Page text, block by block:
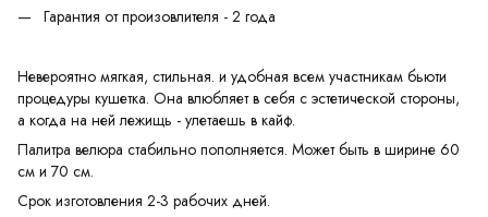
Гарантия от произовлителя - 2 года
Невероятно мягкая, стильная. и удобная всем участникам бьюти
процедуры кушетка. Она влюбляет в себя с эстетической стороны,
а когда на ней лежищь - улетаешь в кайф.
Палитра велюра стабильно пополняется. Может быть в ширине 60
см и 70 см.
Срок изготовления 2-3 рабочих дней.